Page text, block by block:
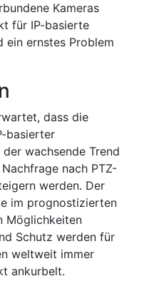
Kameras
für IP-basierte
ein ernstes Problem
dass die
basierter
wachsende Trend
nach PTZ-
werden. Der
im prognostizierten
Möglichkeiten
Schutz werden für
weltweit immer
ankurbelt.